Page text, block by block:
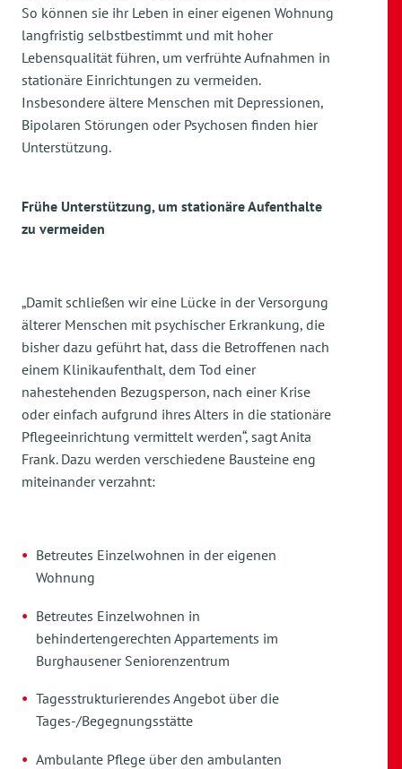
So können sie ihr Leben in einer eigenen Wohnung
langfristig selbstbestimmt und mit hoher
Lebensqualität führen, um verfrühte Aufnahmen in
stationäre Einrichtungen zu vermeiden.
Insbesondere ältere Menschen mit Depressionen,
Bipolaren Störungen oder Psychosen finden hier
Unterstützung.
Frühe Unterstützung, um stationäre Aufenthalte
zu vermeiden
„Damit schließen wir eine Lücke in der Versorgung
älterer Menschen mit psychischer Erkrankung, die
bisher dazu geführt hat, dass die Betroffenen nach
einem Klinikaufenthalt, dem Tod einer
nahestehenden Bezugsperson, nach einer Krise
oder einfach aufgrund ihres Alters in die stationäre
Pflegeeinrichtung vermittelt werden“, sagt Anita
Frank. Dazu werden verschiedene Bausteine eng
miteinander verzahnt:
Betreutes Einzelwohnen in der eigenen
Wohnung
Betreutes Einzelwohnen in
behindertengerechten Appartements im
Burghausener Seniorenzentrum
Tagesstrukturierendes Angebot über die
Tages-/Begegnungsstätte
Ambulante Pflege über den ambulanten